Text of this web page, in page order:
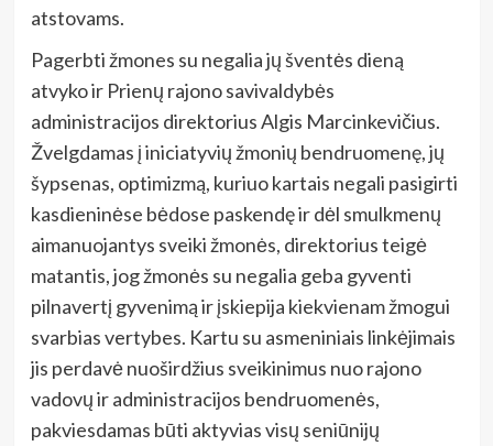
atstovams.
Pagerbti žmones su negalia jų šventės dieną
atvyko ir Prienų rajono savivaldybės
administracijos direktorius Algis Marcinkevičius.
Žvelgdamas į iniciatyvių žmonių bendruomenę, jų
šypsenas, optimizmą, kuriuo kartais negali pasigirti
kasdieninėse bėdose paskendę ir dėl smulkmenų
aimanuojantys sveiki žmonės, direktorius teigė
matantis, jog žmonės su negalia geba gyventi
pilnavertį gyvenimą ir įskiepija kiekvienam žmogui
svarbias vertybes. Kartu su asmeniniais linkėjimais
jis perdavė nuoširdžius sveikinimus nuo rajono
vadovų ir administracijos bendruomenės,
pakviesdamas būti aktyvias visų seniūnijų